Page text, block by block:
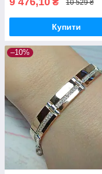
₴ 10 529 ₴
Купити
–10%